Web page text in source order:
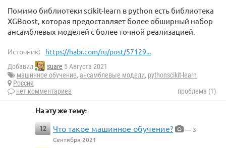
Помимо библиотеки scikit-learn в python есть библиотека
XGBoost, которая предоставляет более обширный набор
ансамблевых моделей с более точной реализацией.
Источник: https://habr.com/ru/post/57129...
Добавил suare 5 Августа 2021
машинное обучение, ансамблевые модели, pythonscikit-learn
Россия
нет комментариев
проблема (1)
На эту же тему:
12 Что такое машинное обучение?
— 3
Сентября 2021